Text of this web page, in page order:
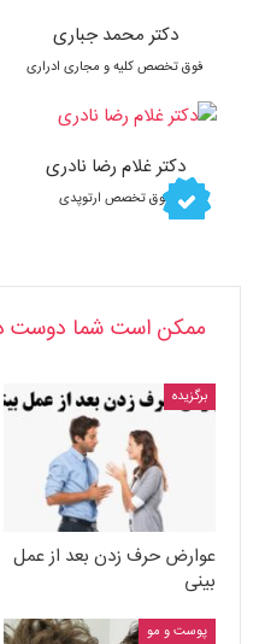
دکتر محمد جباری
فوق تخصص کلیه و مجاری ادراری
دکتر غلام رضا نادری
فوق تخصص ارتوپدی
ممکن است شما دوست
برگزیده
عوارض حرف زدن بعد از عمل
بینی
پوست و مو